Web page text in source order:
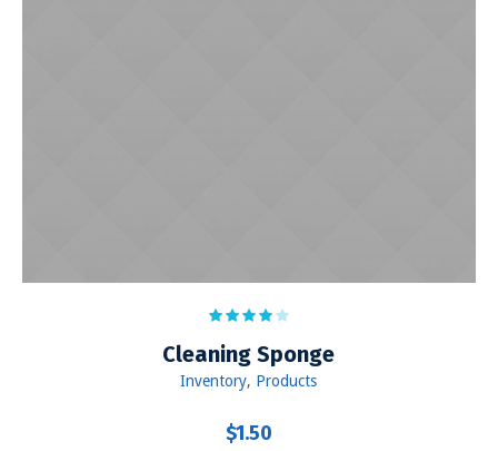
Сleaning Sponge
Inventory, Products
$1.50